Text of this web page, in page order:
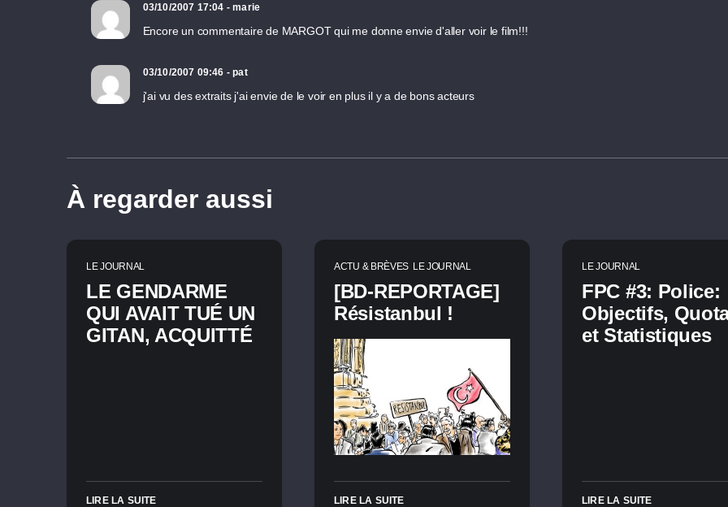
03/10/2007 17:04 - marie
Encore un commentaire de MARGOT qui me donne envie d'aller voir le film!!!
03/10/2007 09:46 - pat
j'ai vu des extraits j'ai envie de le voir en plus il y a de bons acteurs
À regarder aussi
LE JOURNAL
LE GENDARME
QUI AVAIT TUÉ UN
GITAN, ACQUITTÉ
LIRE LA SUITE
ACTU & BRÈVES LE JOURNAL
[BD-REPORTAGE]
Résistanbul !
LIRE LA SUITE
LE JOURNAL
FPC #3: Police:
Objectifs,
et Statistiques
LIRE LA SUITE